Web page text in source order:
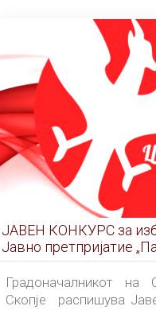
ЈАВЕН КОНКУРС за избор на Директор на
Јавно претпријатие „Паркинзи на Општина
Центар“ – Скопје
Градоначалникот
Скопје распишува